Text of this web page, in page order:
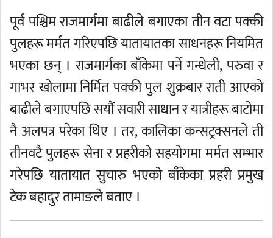
पूर्व पश्चिम राजमार्गमा बाढीले बगाएका तीन वटा पक्की
पुलहरू मर्मत गरिएपछि यातायातका साधनहरू नियमित
भएका छन् । राजमार्गका बाँकेमा पर्ने गन्धेली, परुवा र
गाभर खोलामा निर्मित पक्की पुल शुक्रबार राती आएको
बाढीले बगाएपछि सयौं सवारी साधान र यात्रीहरू बाटोमा
नै अलपत्र परेका थिए । तर, कालिका कन्सट्रक्सनले ती
तीनवटै पुलहरू सेना र प्रहरीको सहयोगमा मर्मत सम्भार
गरेपछि यातायात सुचारु भएको बाँकेका प्रहरी प्रमुख
टेक बहादुर तामाङले बताए ।